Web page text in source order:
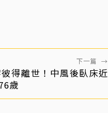
下一篇 →
得離世！中風後臥床近
歲